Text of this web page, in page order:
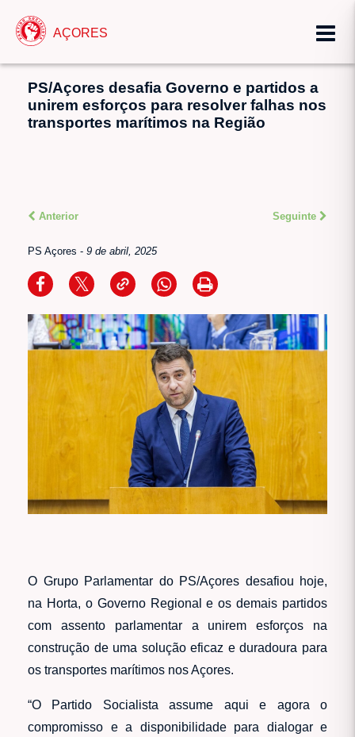
AÇORES
PS/Açores desafia Governo e partidos a
unirem esforços para resolver falhas nos
transportes marítimos na Região
Anterior Seguinte
PS Açores - 9 de abril, 2025
O Grupo Parlamentar do PS/Açores desafiou hoje,
na Horta, o Governo Regional e os demais partidos
com assento parlamentar a unirem esforços na
construção de uma solução eficaz e duradoura para
os transportes marítimos nos Açores.
“O Partido Socialista assume aqui e agora o
compromisso e a disponibilidade para dialogar e